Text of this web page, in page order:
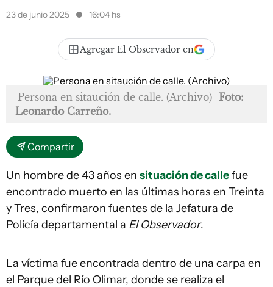
23 de junio 2025 16:04 hs
Agregar El Observador en
Persona en sitaución de calle. (Archivo) Foto:
Leonardo Carreño.
Compartir
Un hombre de 43 años en situación de callefue
encontrado muerto en las últimas horas en Treinta
y Tres, confirmaron fuentes de la Jefatura de
Policía departamental a El Observador.
La víctima fue encontrada dentro de una carpa en
el Parque del Río Olimar, donde se realiza el